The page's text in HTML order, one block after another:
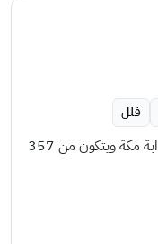
فلل
يقع المشروع في مدينة مكة ضمن مشروع بوابة مكة ويتكون من 357